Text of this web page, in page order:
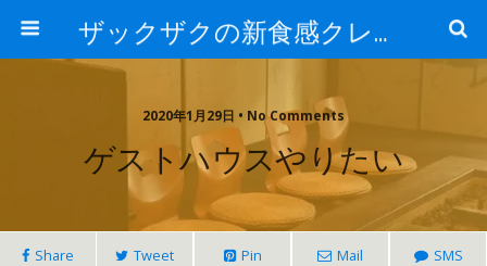
ザックザクの新食感クレープ|CREPE & CAFE Hi5
2020年1月29日 • No Comments
ゲストハウスやりたい
Share Tweet Pin Mail SMS